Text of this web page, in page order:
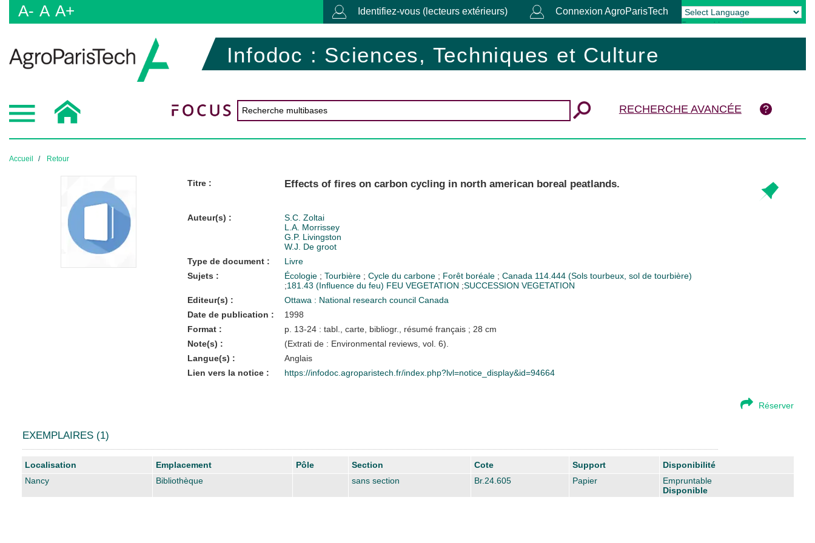
A- A A+ Identifiez-vous (lecteurs extérieurs) Connexion AgroParisTech
Powered by Translate
Infodoc : Sciences, Techniques et Culture
RECHERCHE AVANCÉE
Accueil Retour
Titre : Effects of fires on carbon cycling in north american boreal peatlands.
Auteur(s) :
S.C. Zoltai
L.A. Morrissey
G.P. Livingston
W.J. De groot
Type de document :
Livre
Sujets :
Écologie ; Tourbière ; Cycle du carbone ; Forêt boréale ; Canada 114.444 (Sols tourbeux, sol de tourbière)
;181.43 (Influence du feu) FEU VEGETATION ;SUCCESSION VEGETATION
Editeur(s) :
Ottawa : National research council Canada
Date de publication :
1998
Format :
p. 13-24 : tabl., carte, bibliogr., résumé français ; 28 cm
Note(s) :
(Extrati de : Environmental reviews, vol. 6).
Langue(s) :
Anglais
Lien vers la notice :
https://infodoc.agroparistech.fr/index.php?lvl=notice_display&id=94664
Réserver
EXEMPLAIRES (1)
Liste des exemplaires
Localisation Emplacement Pôle Section Cote Support
Disponibilité
Nancy
Bibliothèque sans section Br.24.605 Papier
Empruntable
Disponible